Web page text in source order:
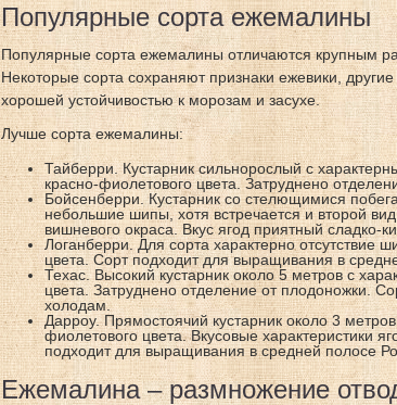
Популярные сорта ежемалины
Популярные сорта ежемалины отличаются крупным
Некоторые сорта сохраняют признаки ежевики,
хорошей устойчивостью к морозам и засухе.
Лучше сорта ежемалины:
Тайберри. Кустарник сильнорослый с
красно-фиолетового цвета. Затруднено
Бойсенберри. Кустарник со стелющимися
небольшие шипы, хотя встречается и второй
вишневого окраса. Вкус ягод приятный сладко-
Логанберри. Для сорта характерно отсутствие
цвета. Сорт подходит для выращивания в
Техас. Высокий кустарник около 5 метров с
цвета. Затруднено отделение от плодоножки.
холодам.
Дарроу. Прямостоячий кустарник около 3
фиолетового цвета. Вкусовые характеристики
подходит для выращивания в средней полосе
Ежемалина – размножение